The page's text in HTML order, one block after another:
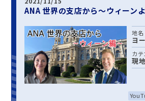
ANA 世界の支店から～ウィーン
地名
ヨ
カ
現